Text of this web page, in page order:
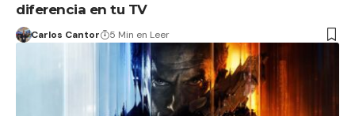
diferencia en tu TV
Carlos Cantor 5 Min en Leer